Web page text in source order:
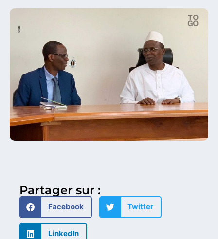
Partager sur :
Facebook Twitter
LinkedIn